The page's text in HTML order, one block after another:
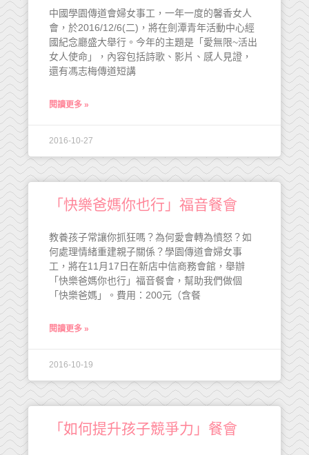
中國學園傳道會婦女事工，一年一度的馨香女人
會，於2016/12/6(二)，將在劍潭青年活動中心經
國紀念廳盛大舉行。今年的主題是「愛無限~活出
女人使命」，內容包括詩歌、影片、感人見證，
還有馮志梅傳道短講
閱讀更多 »
2016-10-27
「快樂爸媽你也行」福音餐會
教養孩子常讓你抓狂嗎？為何愛會轉為憤怒？如
何處理情緒重建親子關係？學園傳道會婦女事
工，將在11月17日在新店中信商務會館，舉辦
「快樂爸媽你也行」福音餐會，幫助我們做個
「快樂爸媽」。費用：200元（含餐
閱讀更多 »
2016-10-19
「如何提升孩子競爭力」餐會